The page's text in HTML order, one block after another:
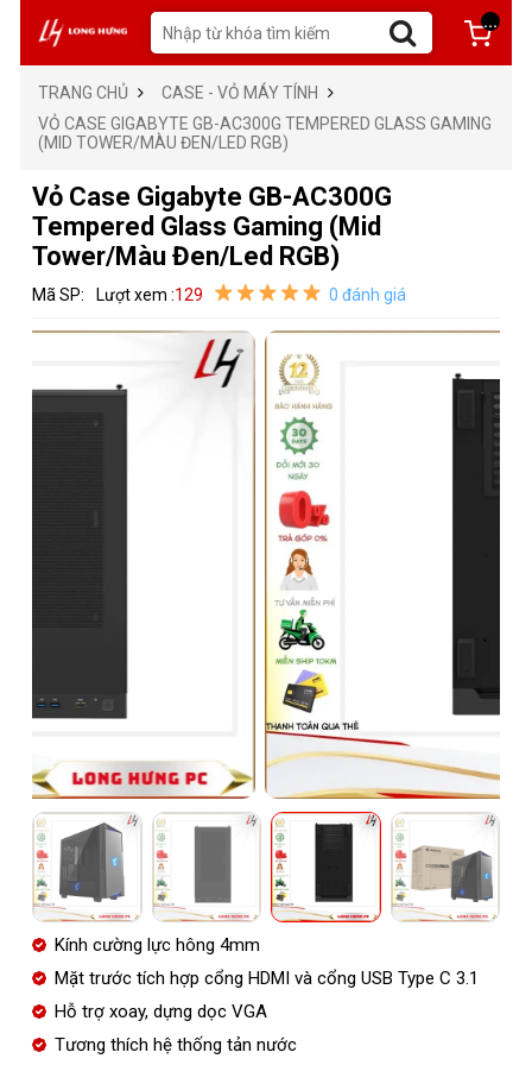
...
TRANG CHỦ
CASE - VỎ MÁY TÍNH
VỎ CASE GIGABYTE GB-AC300G TEMPERED GLASS GAMING
(MID TOWER/MÀU ĐEN/LED RGB)
Vỏ Case Gigabyte GB-AC300G
Tempered Glass Gaming (Mid
Tower/Màu Đen/Led RGB)
Mã SP: Lượt xem :129 0 đánh giá
Kính cường lực hông 4mm
Mặt trước tích hợp cổng HDMI và cổng USB Type C 3.1
Hỗ trợ xoay, dựng dọc VGA
Tương thích hệ thống tản nước